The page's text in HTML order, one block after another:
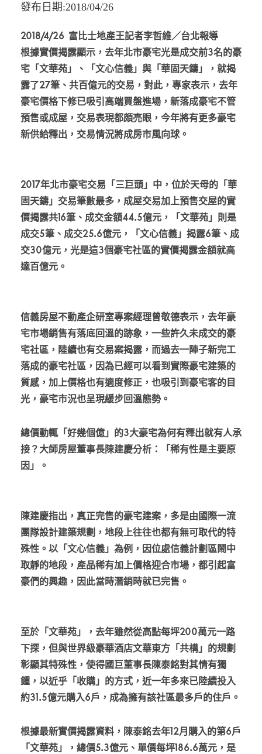
發布日期:2018/04/26
2018/4/26 富比士地產王記者李哲維／台北報導
根據實價揭露顯示，去年北市豪宅光是成交前3名的豪
宅「文華苑」、「文心信義」與「華固天鑄」，就揭
露了27筆、共百億元的交易，對此，專家表示，去年
豪宅價格下修已吸引高端買盤進場，新落成豪宅不管
預售或成屋，交易表現都頗亮眼，今年將有更多豪宅
新供給釋出，交易情況將成房市風向球。
2017年北市豪宅交易「三巨頭」中，位於天母的「華
固天鑄」交易筆數最多，成屋交易加上預售交屋的實
價揭露共16筆、成交金額44.5億元，「文華苑」則是
成交5筆、成交25.6億元，「文心信義」揭露6筆、成
交30億元，光是這3個豪宅社區的實價揭露金額就高
達百億元。
信義房屋不動產企研室專案經理曾敬德表示，去年豪
宅市場銷售有落底回溫的跡象，一些許久未成交的豪
宅社區，陸續也有交易案揭露，而過去一陣子新完工
落成的豪宅社區，因為已經可以看到實際豪宅建築的
質感，加上價格也有適度修正，也吸引到豪宅客的目
光，豪宅市況也呈現緩步回溫態勢。
總價動輒「好幾個億」的3大豪宅為何有釋出就有人承
接？大師房屋董事長陳建慶分析：「稀有性是主要原
因」。
陳建慶指出，真正完售的豪宅建案，多是由國際一流
團隊設計建築規劃，地段上往往也都有無可取代的特
殊性。以「文心信義」為例，因位處信義計劃區鬧中
取靜的地段，產品稀有加上價格迎合市場，都引起富
豪們的興趣，因此當時潛銷時就已完售。
至於「文華苑」，去年雖然從高點每坪200萬元一路
下探，但與世界級豪華酒店文華東方「共構」的規劃
彰顯其特殊性，使得國巨董事長陳泰銘對其情有獨
鍾，以近乎「收購」的方式，近一年多來已陸續投入
約31.5億元購入6戶，成為擁有該社區最多戶的住戶。
根據最新實價揭露資料，陳泰銘去年12月購入的第6戶
「文華苑」，總價5.3億元、單價每坪186.6萬元，是